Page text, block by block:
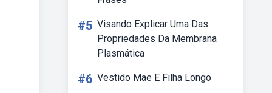
#5 Visando Explicar Uma Das
Propriedades Da Membrana
Plasmática
#6 Vestido Mae E Filha Longo